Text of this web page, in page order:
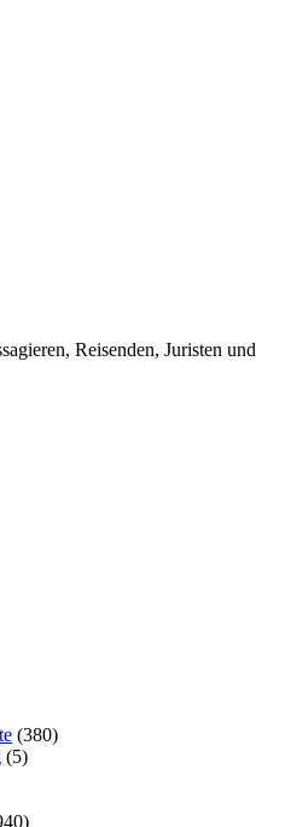
Reisenden, Juristen und
(380)
(5)